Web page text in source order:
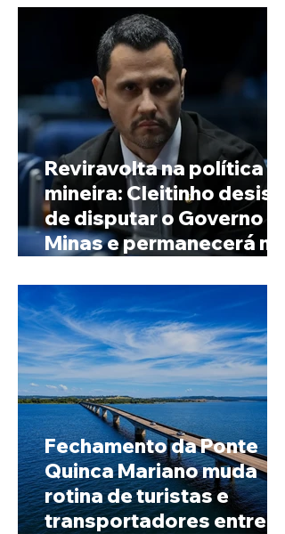
Reviravolta na política
mineira: Cleitinho desiste
de disputar o Governo de
Minas e permanecerá no
Fechamento da Ponte
Quinca Mariano muda
rotina de turistas e
transportadores entre